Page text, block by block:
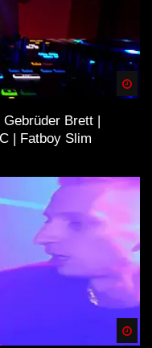
Brett |
| Fatboy Slim